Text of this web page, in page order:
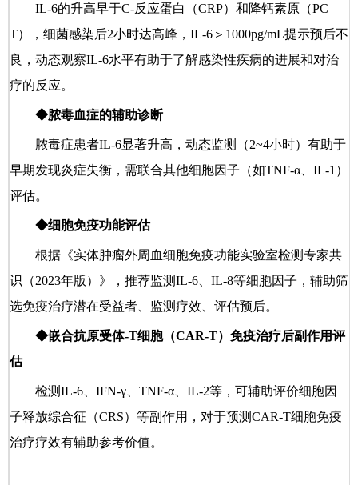
IL-6的升高早于C-反应蛋白（CRP）和降钙素原（PC
T），细菌感染后2小时达高峰，IL-6＞1000pg/mL提示预后不
良，动态观察IL-6水平有助于了解感染性疾病的进展和对治
疗的反应。
◆脓毒血症的辅助诊断
脓毒症患者IL-6显著升高，动态监测（2~4小时）有助于
早期发现炎症失衡，需联合其他细胞因子（如TNF-α、IL-1）
评估。
◆细胞免疫功能评估
根据《实体肿瘤外周血细胞免疫功能实验室检测专家共
识（2023年版）》，推荐监测IL-6、IL-8等细胞因子，辅助筛
选免疫治疗潜在受益者、监测疗效、评估预后。
◆嵌合抗原受体‑T细胞（CAR-T）免疫治疗后副作用评
估
检测IL-6、IFN-γ、TNF-α、IL-2等，可辅助评价细胞因
子释放综合征（CRS）等副作用，对于预测CAR-T细胞免疫
治疗疗效有辅助参考价值。